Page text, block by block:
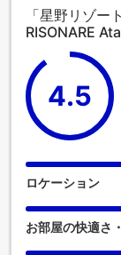
「星野リゾ
RISONARE
4.5
ロケーション
お部屋の快適さ